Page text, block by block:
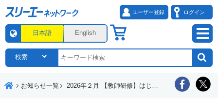
ユーザー登録 ログイン
日本語 English
お知らせ一覧 2026年２月 【教師研修】はじめてのCanva講座 ― 日本語教師のためのやさしいデザイン